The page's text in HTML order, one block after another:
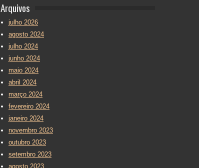
Arquivos
julho 2026
agosto 2024
julho 2024
junho 2024
maio 2024
abril 2024
março 2024
fevereiro 2024
janeiro 2024
novembro 2023
outubro 2023
setembro 2023
agosto 2023